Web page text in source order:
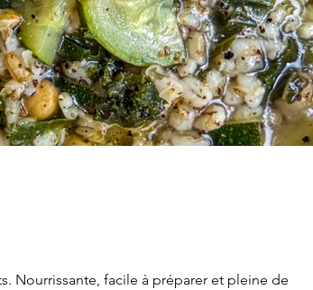
Nourrissante, facile à préparer et pleine de